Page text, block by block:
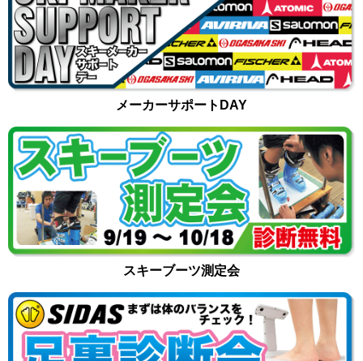
メーカーサポートDAY
スキーブーツ測定会